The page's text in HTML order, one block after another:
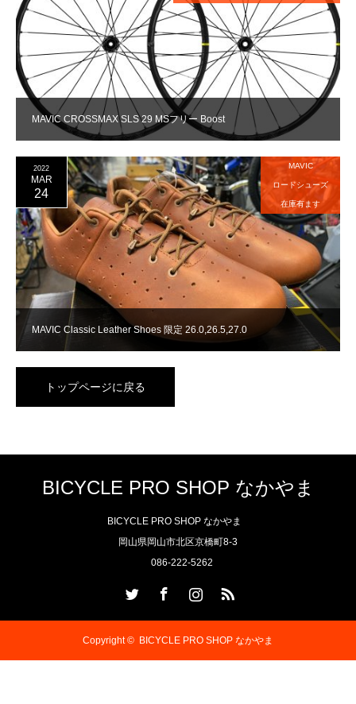
MAVIC CROSSMAX SLS 29 MSフリー Boost
MAVIC Classic Leather Shoes 限定 26.0,26.5,27.0
2022
MAR
24
MAVIC
ロードシューズ
在庫有ます
トップページに戻る
BICYCLE PRO SHOP なかやま
BICYCLE PRO SHOP なかやま
岡山県岡山市北区京橋町8-3
086-222-5262
Copyright © BICYCLE PRO SHOP なかやま